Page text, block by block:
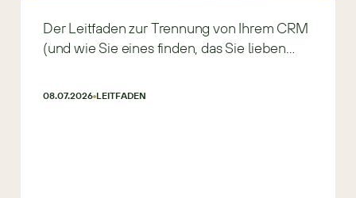
Der Leitfaden zur Trennung von Ihrem CRM
(und wie Sie eines finden, das Sie lieben
08.07.2026 LEITFADEN